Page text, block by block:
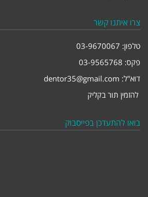
צרו איתנו קשר
טלפון: 03-9670067
פקס: 03-9565768
דוא"ל: dentor35@gmail.com
להזמין תור בקליק
בואו להתעדכן בפייסבוק